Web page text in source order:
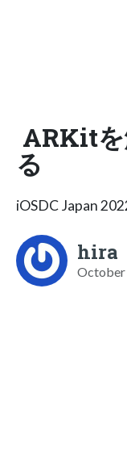
ARKit
る
iOSDC Japan
hira
October